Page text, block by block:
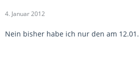
4. Januar 2012
Nein bisher habe ich nur den am 12.01.